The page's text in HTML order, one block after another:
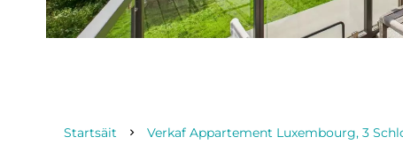
Startsäit Verkaf Appartement Luxembourg, 3